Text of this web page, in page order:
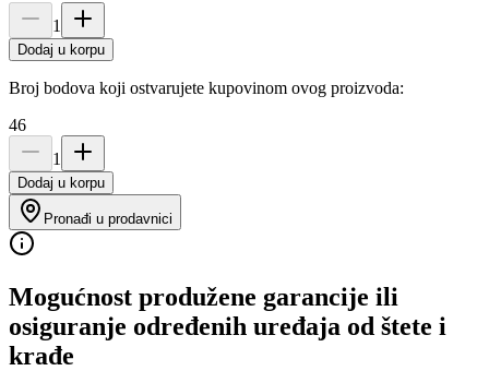
1
Dodaj u korpu
Broj bodova koji ostvarujete kupovinom ovog proizvoda:
46
1
Dodaj u korpu
Pronađi u prodavnici
Mogućnost produžene garancije ili
osiguranje određenih uređaja od štete i
krađe